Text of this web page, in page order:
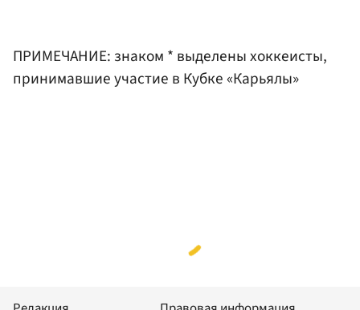
ПРИМЕЧАНИЕ: знаком * выделены хоккеисты,
принимавшие участие в Кубке «Карьялы»